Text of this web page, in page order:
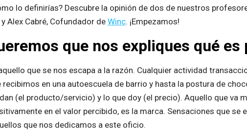
lo definirías? Descubre la opinión de dos de nuestros
y Alex Cabré, Cofundador deWinc. ¡Empezamos!
que nos expliques qué es
que se nos escapa a la razón. Cualquier actividad
en una autoescuela de barrio y hasta la postura de
(el producto/servicio) y lo que doy (el precio). Aquello que va
en el valor percibido, es la marca. Sensaciones que se
que nos dedicamos a este oficio.